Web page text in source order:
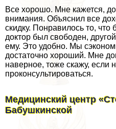
Все хорошо. Мне кажется,
внимания. Объяснил все
скидку. Понравилось то, что
доктор был свободен,
ему. Это удобно. Мы
достаточно хороший. Мне
наверное, тоже скажу, если
проконсультироваться.
Медицинский центр
Бабушкинской